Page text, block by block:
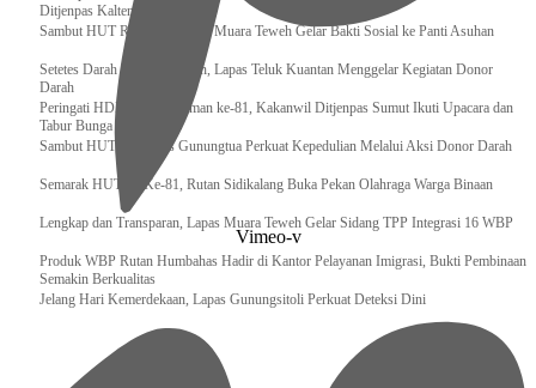
Ditjenpas Kalteng
‎Sambut HUT RI ke 81, Bapas Muara Teweh Gelar Bakti Sosial ke Panti Asuhan
Setetes Darah Sejuta Harapan, Lapas Teluk Kuantan Menggelar Kegiatan Donor
Darah
Peringati HDKD Pengayoman ke-81, Kakanwil Ditjenpas Sumut Ikuti Upacara dan
Tabur Bunga di TMP
Sambut HUT RI, Lapas Gunungtua Perkuat Kepedulian Melalui Aksi Donor Darah
Semarak HUT RI Ke-81, Rutan Sidikalang Buka Pekan Olahraga Warga Binaan
Lengkap dan Transparan, Lapas Muara Teweh Gelar Sidang TPP Integrasi 16 WBP
Produk WBP Rutan Humbahas Hadir di Kantor Pelayanan Imigrasi, Bukti Pembinaan
Semakin Berkualitas
Jelang Hari Kemerdekaan, Lapas Gunungsitoli Perkuat Deteksi Dini
Vimeo-v